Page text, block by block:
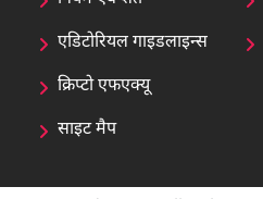
एडिटोरियल गाइडलाइन्स
क्रिप्टो एफएक्यू
साइट मैप